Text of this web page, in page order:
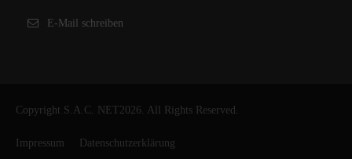
E-Mail schreiben
Copyright S.A.C. NET2026. All Rights Reserved.
Impressum Datenschutzerklärung